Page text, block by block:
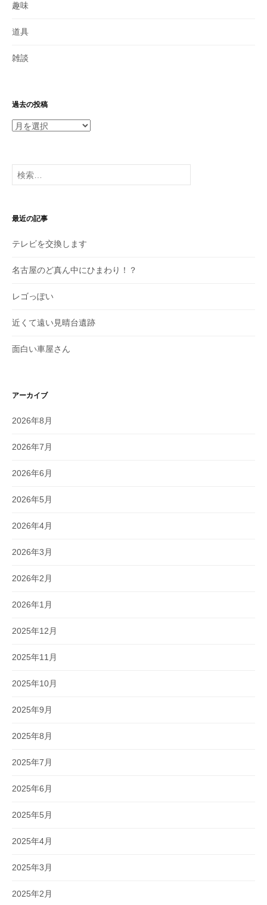
趣味
道具
雑談
過去の投稿
過
投
稿
検
索:
最近の記事
テレビを交換します
名古屋のど真ん中にひまわり！？
レゴっぽい
近くて遠い見晴台遺跡
面白い車屋さん
アーカイブ
2026年8月
2026年7月
2026年6月
2026年5月
2026年4月
2026年3月
2026年2月
2026年1月
2025年12月
2025年11月
2025年10月
2025年9月
2025年8月
2025年7月
2025年6月
2025年5月
2025年4月
2025年3月
2025年2月